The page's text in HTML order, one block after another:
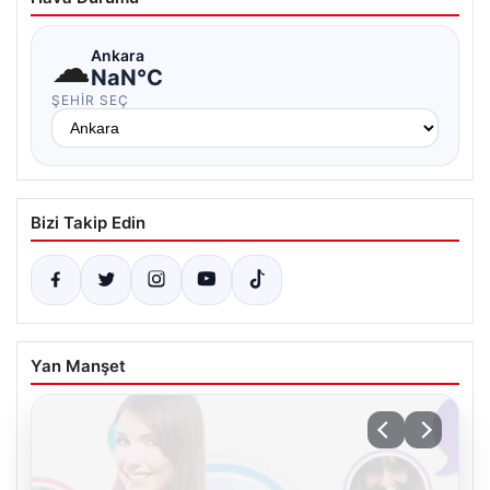
☁Ankara
NaN°C
ŞEHIR SEÇ
Bizi Takip Edin
Yan Manşet